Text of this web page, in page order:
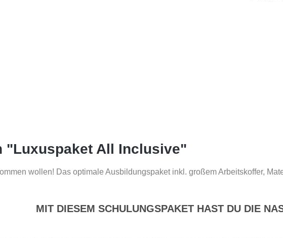
"Luxuspaket All Inclusive"
wollen! Das optimale Ausbildungspaket inkl. großem Arbeitskoffer,
MIT DIESEM SCHULUNGSPAKET HAST DU DIE